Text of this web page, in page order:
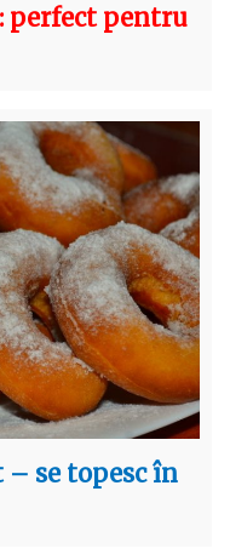
perfect pentru
– se topesc în